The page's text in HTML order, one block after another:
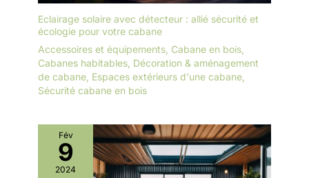
d’autres appareils afin
d’éviter toute surcharge.
Eclairage solaire avec détecteur : allié sécurité et
écologie pour votre cabane
Accessoires et équipements Cabane en bois
Cabanes habitables Décoration & aménagement
de cabane Espaces extérieurs d'une cabane
Sécurité cabane en bois
Fév
9
2024